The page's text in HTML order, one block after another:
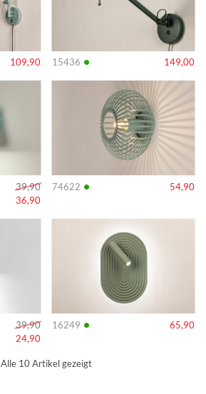
109,90 15436 • 149,00
39,90
36,90
74622 • 54,90
Info
39,90
24,90
16249 • 65,90
Info
Alle 10 Artikel gezeigt